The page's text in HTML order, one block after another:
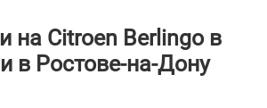
на Citroen Berlingo в
в Ростове-на-Дону